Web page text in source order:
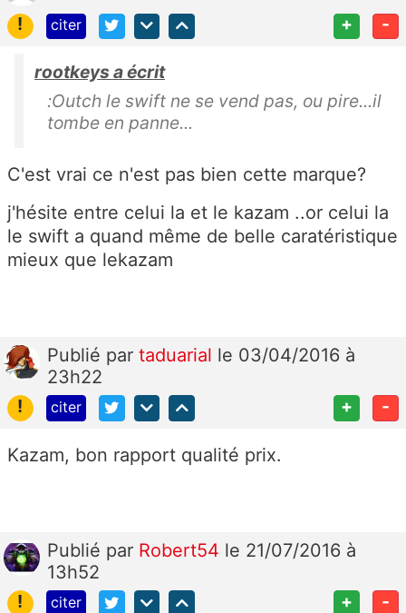
!
citer + -
rootkeys a écrit
:Outch le swift ne se vend pas, ou pire...il
tombe en panne...
C'est vrai ce n'est pas bien cette marque?
j'hésite entre celui la et le kazam ..or celui la
le swift a quand même de belle caratéristique
mieux que lekazam
Publié par taduarial le 03/04/2016 à
23h22
!
citer + -
Kazam, bon rapport qualité prix.
Publié par Robert54 le 21/07/2016 à
13h52
!
citer + -